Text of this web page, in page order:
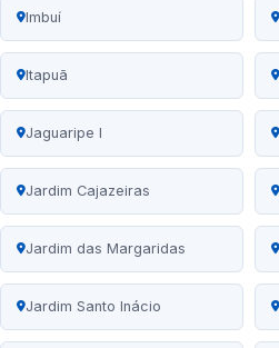
Imbuí
Itapuã
Jaguaripe I
Jardim Cajazeiras
Jardim das Margaridas
Jardim Santo Inácio